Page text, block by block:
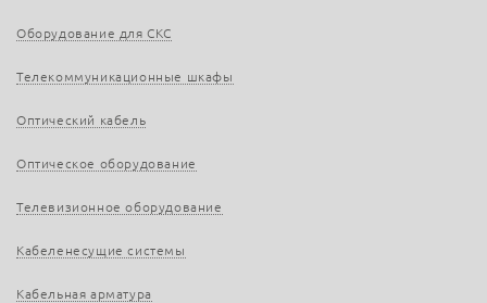
Оборудование для СКС
Телекоммуникационные шкафы
Оптический кабель
Оптическое оборудование
Телевизионное оборудование
Кабеленесущие системы
Кабельная арматура